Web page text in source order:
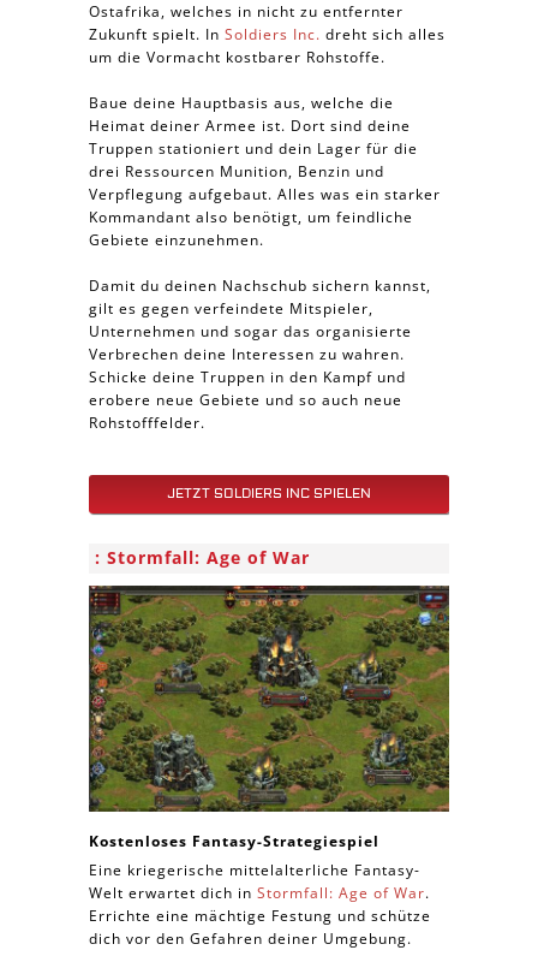
Ostafrika, welches in nicht zu entfernter
Zukunft spielt. In Soldiers Inc. dreht sich alles
um die Vormacht kostbarer Rohstoffe.
Baue deine Hauptbasis aus, welche die
Heimat deiner Armee ist. Dort sind deine
Truppen stationiert und dein Lager für die
drei Ressourcen Munition, Benzin und
Verpflegung aufgebaut. Alles was ein starker
Kommandant also benötigt, um feindliche
Gebiete einzunehmen.
Damit du deinen Nachschub sichern kannst,
gilt es gegen verfeindete Mitspieler,
Unternehmen und sogar das organisierte
Verbrechen deine Interessen zu wahren.
Schicke deine Truppen in den Kampf und
erobere neue Gebiete und so auch neue
Rohstofffelder.
JETZT SOLDIERS INC SPIELEN
Stormfall: Age of War
Kostenloses Fantasy-Strategiespiel
Eine kriegerische mittelalterliche Fantasy-
Welt erwartet dich in Stormfall: Age of War.
Errichte eine mächtige Festung und schütze
dich vor den Gefahren deiner Umgebung.